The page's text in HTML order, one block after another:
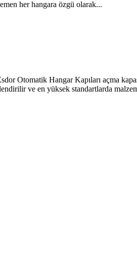
her hangara özgü olarak...
Otomatik Hangar Kapıları açma
ve en yüksek standartlarda